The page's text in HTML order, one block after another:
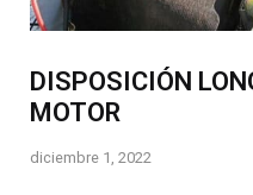
DISPOSICIÓN
MOTOR
diciembre 1, 2022